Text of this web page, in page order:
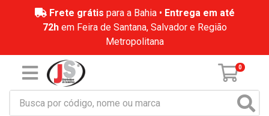
Frete grátis para a Bahia • Entrega em até
72hem Feira de Santana, Salvador e Região
Metropolitana
0